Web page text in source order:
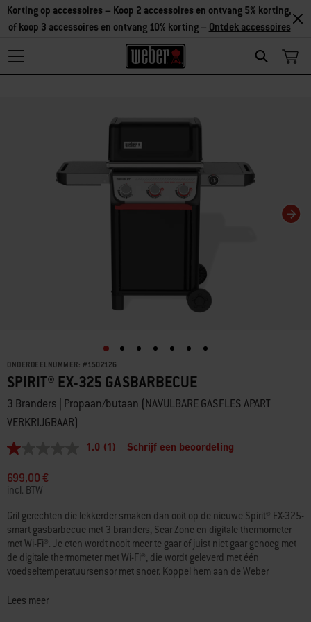
Search
Korting op accessoires – Koop 2 accessoires en ontvang 5% korting,
of koop 3 accessoires en ontvang 10% korting – Ontdek accessoires
ONDERDEELNUMMER: #1502126
SPIRIT® EX-325 GASBARBECUE
3 Branders | Propaan/butaan (NAVULBARE GASFLES APART
VERKRIJGBAAR)
1.0
5
sterren,
gemiddelde
scorewaarde.
Read
a
Review.
Dezelfde
paginalink.
1.0 (1) Schrijf een beoordeling
699,00 €
incl. BTW
Gril gerechten die lekkerder smaken dan ooit op de nieuwe Spirit® EX-325-
smart gasbarbecue met 3 branders, Sear Zone en digitale thermometer
met Wi-Fi®. Je eten wordt nooit meer te gaar of juist niet gaar genoeg met
de digitale thermometer met Wi-Fi®, die wordt geleverd met één
voedseltemperatuursensor met snoer. Koppel hem aan de Weber
ontvangen op je smartphone wanneer de barbecue voorverwarmd is en
Lees meer